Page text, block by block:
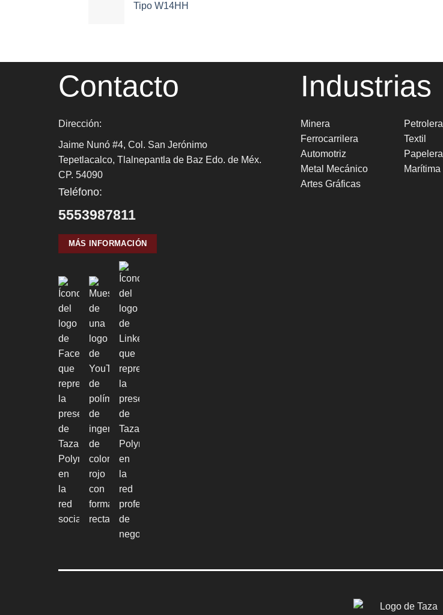
Tipo W14HH
Contacto
Dirección:
Jaime Nunó #4, Col. San Jerónimo
Tepetlacalco, Tlalnepantla de Baz Edo. de Méx.
CP. 54090
Teléfono:
5553987811
MÁS INFORMACIÓN
Industrias
Minera
Ferrocarrilera
Automotriz
Metal Mecánico
Artes Gráficas
Petrolera
Textil
Papelera
Marítima